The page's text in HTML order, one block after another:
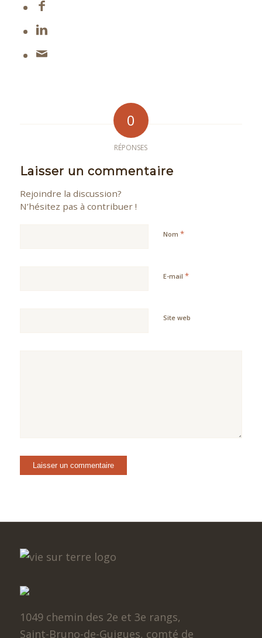
0
RÉPONSES
Laisser un commentaire
Rejoindre la discussion?
N’hésitez pas à contribuer !
Nom *
E-mail *
Site web
1049 chemin des 2e et 3e rangs,
Saint-Bruno-de-Guigues, comté de